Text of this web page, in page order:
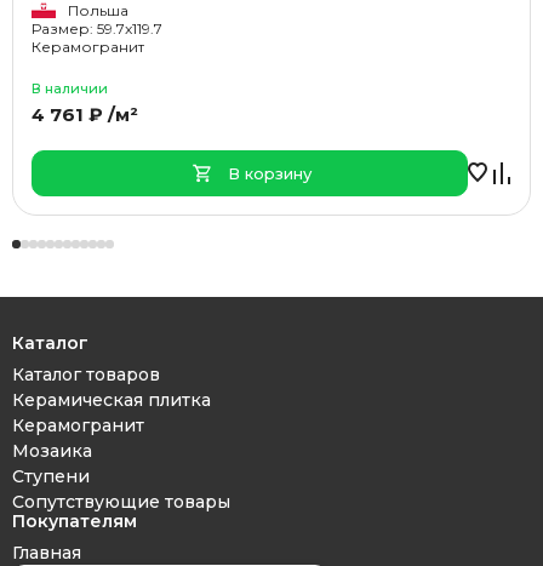
Польша
Размер: 59.7x119.7
Керамогранит
В наличии
4 761 ₽ /м²
В корзину
Каталог
Каталог товаров
Керамическая плитка
Керамогранит
Мозаика
Ступени
Сопутствующие товары
Покупателям
Главная